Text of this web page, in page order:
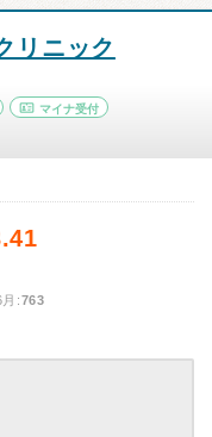
リニック
マイナ受付
:763